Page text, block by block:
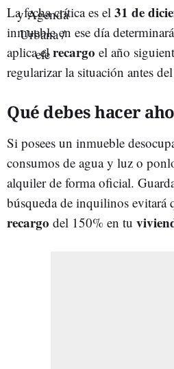
La fecha crítica es el 31 de
inmueble en ese día
aplica elrecargo el año
regularizar la situación antes
Qué debes hacer
Si posees un inmueble
consumos de agua y luz o
alquiler de forma oficial.
búsqueda de inquilinos evitará
recargo del 150% en tu